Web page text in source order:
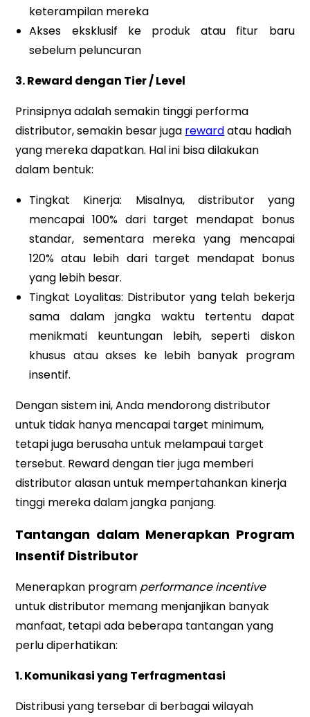
keterampilan mereka
Akses eksklusif ke produk atau fitur baru
sebelum peluncuran
3. Reward dengan Tier / Level
Prinsipnya adalah semakin tinggi performa
distributor, semakin besar juga rewardatau hadiah
yang mereka dapatkan. Hal ini bisa dilakukan
dalam bentuk:
Tingkat Kinerja: Misalnya, distributor yang
mencapai 100% dari target mendapat bonus
standar, sementara mereka yang mencapai
120% atau lebih dari target mendapat bonus
yang lebih besar.
Tingkat Loyalitas: Distributor yang telah bekerja
sama dalam jangka waktu tertentu dapat
menikmati keuntungan lebih, seperti diskon
khusus atau akses ke lebih banyak program
insentif.
Dengan sistem ini, Anda mendorong distributor
untuk tidak hanya mencapai target minimum,
tetapi juga berusaha untuk melampaui target
tersebut. Reward dengan tier juga memberi
distributor alasan untuk mempertahankan kinerja
tinggi mereka dalam jangka panjang.
Tantangan dalam Menerapkan Program
Insentif Distributor
Menerapkan program performance incentive
untuk distributor memang menjanjikan banyak
manfaat, tetapi ada beberapa tantangan yang
perlu diperhatikan:
1. Komunikasi yang Terfragmentasi
Distribusi yang tersebar di berbagai wilayah